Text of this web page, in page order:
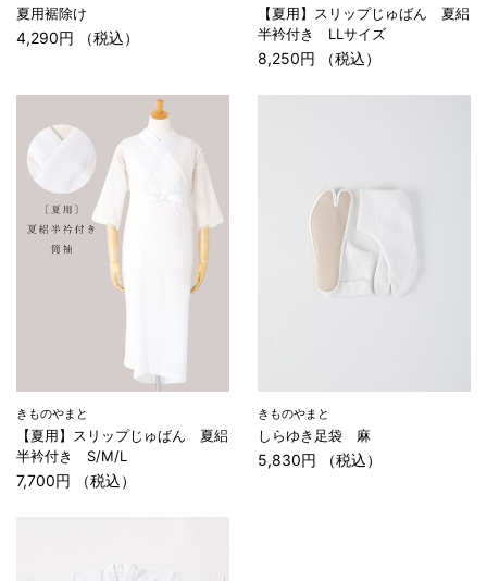
夏用裾除け
4,290円 （税込）
【夏用】スリップじゅばん 夏絽
半衿付き LLサイズ
8,250円 （税込）
きものやまと
【夏用】スリップじゅばん 夏絽
半衿付き S/M/L
7,700円 （税込）
きものやまと
しらゆき足袋 麻
5,830円 （税込）